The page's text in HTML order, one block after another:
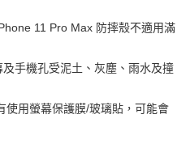
大用戶可立即使用無須另外申請。
期數、繳款截止日，確認付款後即完
請依後續交易確認頁面所載為準。
易或遇審核未通過，訂單將自動取
示未達大哥付你分期系統評分，恕無
你分期」於每月結算日後寄送繳費提
付款」的支付方式。 讓您購物簡單
、不需儲值。
，即可結帳。
款。
11 Pro Max 防摔殼不適用滿
手機孔受泥土、灰塵、雨水及撞
用螢幕保護膜/玻璃貼，可能會